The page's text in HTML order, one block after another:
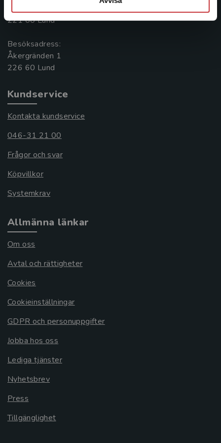
Box 141
221 00 Lund
Besöksadress:
Åkergränden 1
Kundservice
Kontakta kundservice
046-31 21 00
Frågor och svar
Köpvillkor
Systemkrav
Allmänna länkar
Om oss
Avtal och rättigheter
Cookies
Cookieinställningar
GDPR och personuppgifter
Jobba hos oss
Lediga tjänster
Nyhetsbrev
Press
Tillgänglighet